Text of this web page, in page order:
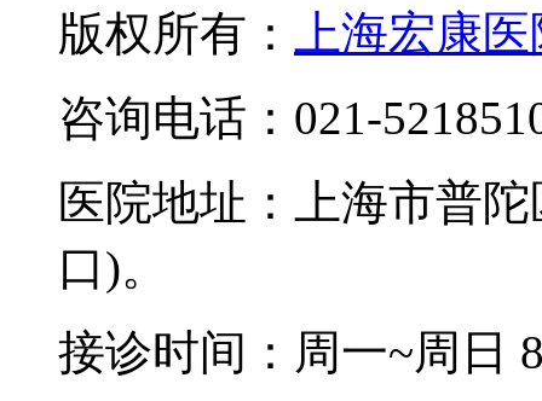
版权所有：
上海宏康
咨询电话：021-
医院地址：上海市普
口)。
接诊时间：周一~周日